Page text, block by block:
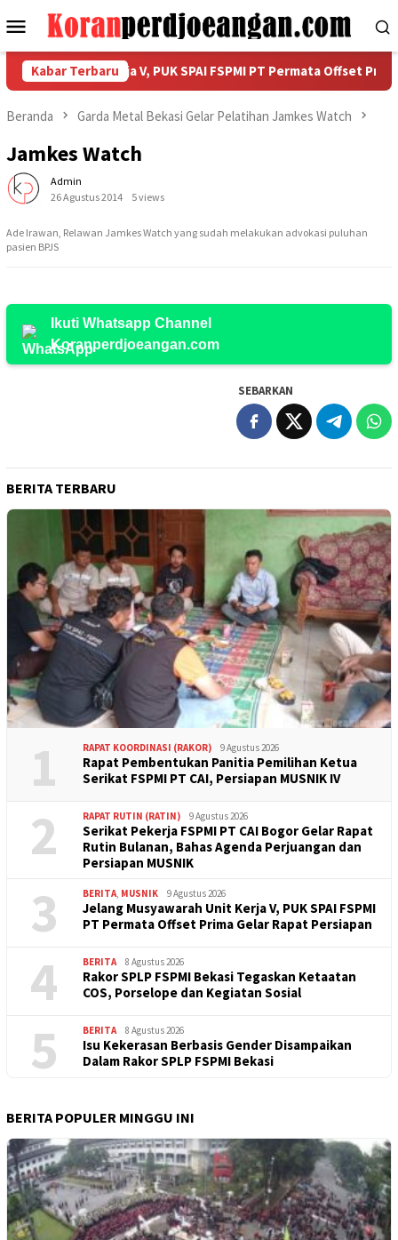
ke
Menu
Mobile
Kabar Terbaru
Unit Kerja V, PUK SPAI FSPMI PT Permata Offset Prima
Beranda Garda Metal Bekasi Gelar Pelatihan Jamkes Watch
Jamkes Watch
Admin
26 Agustus 2014
5 views
Ade Irawan, Relawan Jamkes Watch yang sudah melakukan advokasi puluhan
pasien BPJS
Ikuti Whatsapp Channel
Koranperdjoeangan.com
SEBARKAN
BERITA TERBARU
1 RAPAT KOORDINASI (RAKOR) 9 Agustus 2026
Rapat Pembentukan Panitia Pemilihan Ketua
Serikat FSPMI PT CAI, Persiapan MUSNIK IV
2 RAPAT RUTIN (RATIN) 9 Agustus 2026
Serikat Pekerja FSPMI PT CAI Bogor Gelar Rapat
Rutin Bulanan, Bahas Agenda Perjuangan dan
Persiapan MUSNIK
3 BERITA, MUSNIK 9 Agustus 2026
Jelang Musyawarah Unit Kerja V, PUK SPAI FSPMI
PT Permata Offset Prima Gelar Rapat Persiapan
4 BERITA 8 Agustus 2026
Rakor SPLP FSPMI Bekasi Tegaskan Ketaatan
COS, Porselope dan Kegiatan Sosial
5 BERITA 8 Agustus 2026
Isu Kekerasan Berbasis Gender Disampaikan
Dalam Rakor SPLP FSPMI Bekasi
BERITA POPULER MINGGU INI